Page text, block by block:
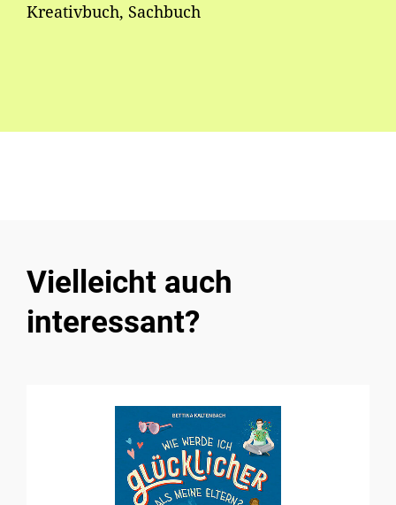
Kreativbuch, Sachbuch
Vielleicht auch
interessant?